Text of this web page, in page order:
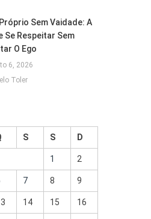
Sem Vaidade: A
Se Respeitar Sem
O Ego
6, 2026
Toler
S S D
1 2
7 8 9
14 15 16